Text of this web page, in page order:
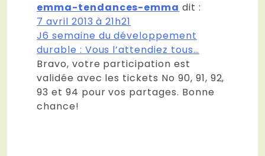
emma-tendances-emma dit :
7 avril 2013 à 21h21
J6 semaine du développement
durable : Vous l’attendiez tous…
Bravo, votre participation est
validée avec les tickets No 90, 91, 92,
93 et 94 pour vos partages. Bonne
chance!